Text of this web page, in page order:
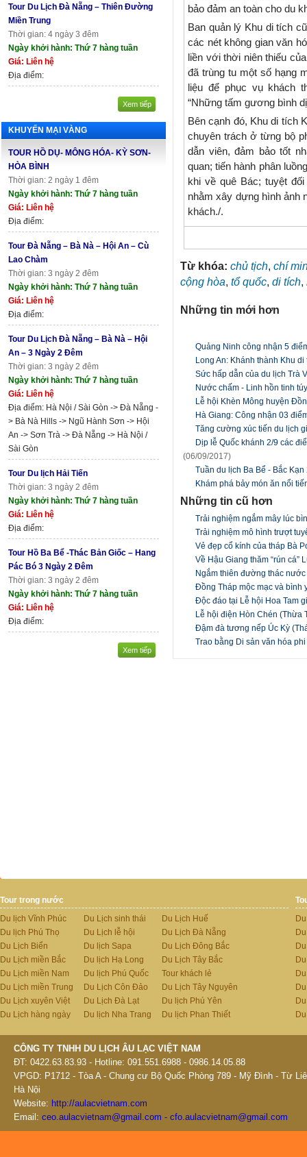
Tour Du Lịch Đà Nẵng – Thiên Đường
Miền Trung
Thời gian: 4 ngày 3 đêm
Ngày khởi hành: Thứ 7 hàng tuần
Giá: Liên hệ
Địa điểm:
Xem tiếp
KHUYẾN MẠI VÀNG
TOUR HỒ DỤ- MÔNG HÓA- KỲ SƠN-
HÒA BÌNH
Thời gian: 2 ngày 1 đêm
Ngày khởi hành: Thứ 7 hàng tuần
Giá: Liên hệ
Địa điểm:
Tour Đà Nẵng – Bà Nà – Hội An – Cù
Lao Chàm
Thời gian: 3 ngày 2 đêm
Ngày khởi hành: Thứ 7 hàng tuần
Giá: Liên hệ
Địa điểm:
Tour Du Lịch Đà Nẵng – Bà Nà – Hội
An – 3 Ngày 2 Đêm
Thời gian: 3 ngày 2 đêm
Ngày khởi hành: Thứ 7 hàng tuần
Giá: Liên hệ
Địa điểm: Hà Nội / Sài Gòn -> Đà Nẵng -
> Bà Nà Hills -> Ngũ Hành Sơn -> Hội
An -> Sơn Trà -> Đà Nẵng -> Hà Nội /
Sài Gòn
Tour Du lịch Hải Tiến
Thời gian: 3 ngày 2 đêm
Ngày khởi hành: Thứ 7 hàng tuần
Giá: Liên hệ
Địa điểm:
Tour Hồ Ba Bể -Thác Bản Giốc – Hang
Pác Bó 3 Ngày 2 Đêm
Thời gian: 3 ngày 2 đêm
Ngày khởi hành: Thứ 7 hàng tuần
Giá: Liên hệ
Địa điểm:
Xem tiếp
bảo đảm an toàn cho du
Ban quản lý Khu di tích
các nét không gian văn
liền với thời niên thiếu
đã trùng tu một số hạng
liệu để phục vụ khách
“Những tấm gương bình
Bên cạnh đó, Khu di tích
chuyên trách ở từng bộ
dẫn viên, đảm bảo tốt
quan; tiến hành phân
khi về quê Bác; tuyệt
nhằm xây dựng hình ảnh
khách./.
Từ khóa: chủ tịch, chí
cộng hòa, tổ quốc, di tích,
Những tin mới hơn
Quảng Ninh công nhận 5
Long An: Khánh thành Khu
Sức hấp dẫn của du lịch Trà
Nước chấm - Linh hồn tinh
Lễ hội Khèn Mông huyện
Hà Giang: Công nhận 03
Tăng cường xúc tiến du lịch
Dịp lễ Quốc khánh 2/9 các
(06/09/2017)
Tuần du lịch Ba Bể - Bắc Kạn
Khám phá bảy món ăn nổi
Những tin cũ hơn
Trải nghiệm ngắm mây lúc
Trải nghiệm mô hình trượt
Vẻ đẹp cổ kính của tháp Bà
Về Hậu Giang thăm “rún cá”
Ngắm thiên đường thác
Đồng Tháp mộc mạc và bình
Độc đáo tại Lễ hội Hoa Tam
Lễ hội điện Hòn Chén (Thừa
Đậm đà tương nếp Úc Kỳ
Trao bằng Di sản văn hóa
Tour trong nước
Du lịch Vĩnh Phúc
Du lịch Phú Thọ
Du Lịch Biển
Du Lịch miền Bắc
Du Lịch miền Nam
Du Lịch miền Trung
Du Lịch xuyên Việt
Du Lịch hàng ngày
Du Lịch sinh thái
Du Lịch lễ hội
Du lịch Sapa
Du lịch Hạ Long
Du lịch Phú Quốc
Du Lịch Côn Đảo
Du Lịch Đà Lạt
Du lịch Nha Trang
Du Lịch Huế
Du Lịch Đà Nẵng
Du Lịch Đông Bắc
Du Lịch Tây Bắc
Tour khách lẻ
Du Lịch Tây Nguyên
Du lịch Phú Yên
Du lịch Phan Thiết
CÔNG TY TNHH DU LỊCH ÂU LẠC VIỆT NAM
ĐT: 0422.63.83.93 - Hotline: 091.551.6988 - 0986.14.05.88
VPGD: P1712 - Tòa A - Chung cư Bộ Quốc Phòng 789 - Mỹ Đình - Từ
Hà Nội
Website: http://aulacvietnam.com
Email: ceo.aulacvietnam@gmail.com - cfo.aulacvietnam@gmail.com